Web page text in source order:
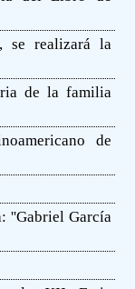
se realizará la
de la familia
de
''Gabriel García